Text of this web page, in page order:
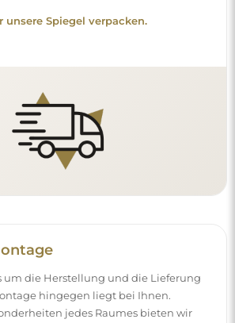
Dübel oder Haken zu wählen, die
Pflege